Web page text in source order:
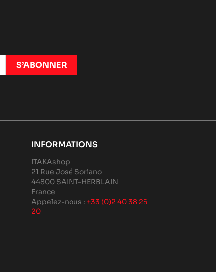
INFORMATIONS
ITAKAshop
21 Rue José Soriano
44800 SAINT-HERBLAIN
France
Appelez-nous : +33 (0)2 40 38 26
20